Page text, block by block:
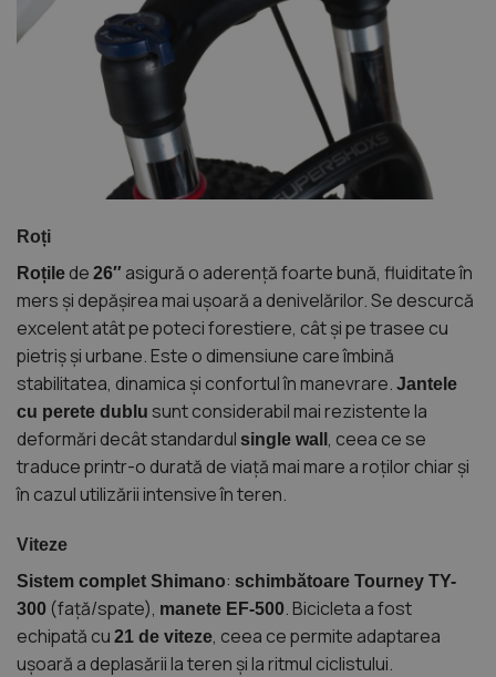
Roți
Roțile de 26″ asigură o aderență foarte bună, fluiditate în
mers și depășirea mai ușoară a denivelărilor. Se descurcă
excelent atât pe poteci forestiere, cât și pe trasee cu
pietriș și urbane. Este o dimensiune care îmbină
stabilitatea, dinamica și confortul în manevrare. Jantele
cu perete dublu sunt considerabil mai rezistente la
deformări decât standardul single wall , ceea ce se
traduce printr-o durată de viață mai mare a roților chiar și
în cazul utilizării intensive în teren.
Viteze
Sistem complet Shimano: schimbătoare Tourney TY-
300 (față/spate), manete EF-500. Bicicleta a fost
echipată cu 21 de viteze, ceea ce permite adaptarea
ușoară a deplasării la teren și la ritmul ciclistului.